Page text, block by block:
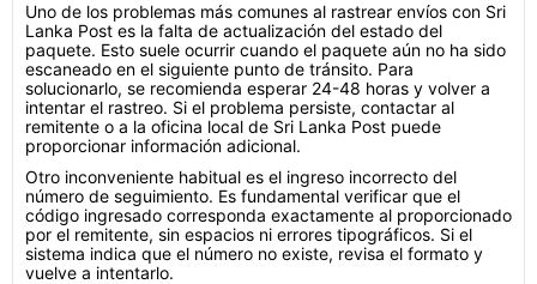
Uno de los problemas más comunes al rastrear envíos con Sri
Lanka Post es la falta de actualización del estado del
paquete. Esto suele ocurrir cuando el paquete aún no ha sido
escaneado en el siguiente punto de tránsito. Para
solucionarlo, se recomienda esperar 24-48 horas y volver a
intentar el rastreo. Si el problema persiste, contactar al
remitente o a la oficina local de Sri Lanka Post puede
proporcionar información adicional.
Otro inconveniente habitual es el ingreso incorrecto del
número de seguimiento. Es fundamental verificar que el
código ingresado corresponda exactamente al proporcionado
por el remitente, sin espacios ni errores tipográficos. Si el
sistema indica que el número no existe, revisa el formato y
vuelve a intentarlo.